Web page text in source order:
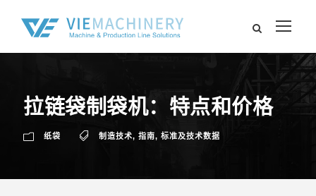
拉链袋制袋机：特点和价格
纸袋 制造技术, 指南, 标准及技术数据